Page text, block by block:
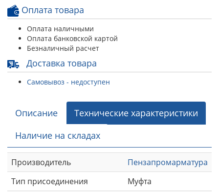
Оплата товара
Оплата наличными
Оплата банковской картой
Безналичный расчет
Доставка товара
Самовывоз - недоступен
Описание
Технические характеристики
Наличие на складах
Производитель
Пензапромарматура
Тип присоединения
Муфта